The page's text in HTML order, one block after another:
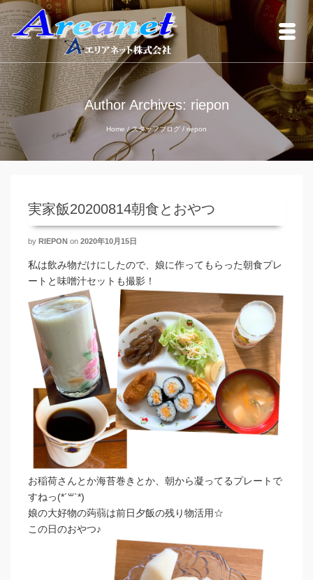
Author Archives: riepon
Home / スタッフブログ / riepon
実家飯20200814朝食とおやつ
by RIEPON on 2020年10月15日
私は飲み物だけにしたので、娘に作ってもらった朝食プレ
ートと味噌汁セットも撮影！
お稲荷さんとか海苔巻きとか、朝から凝ってるプレートで
すねっ(*´꒳`*)
娘の大好物の蒟蒻は前日夕飯の残り物活用☆
この日のおやつ♪